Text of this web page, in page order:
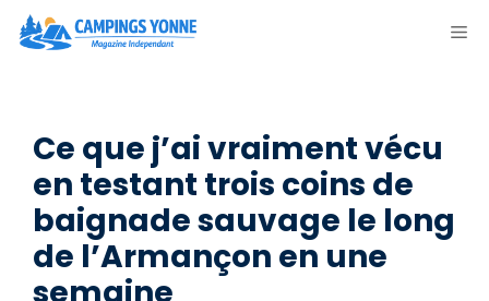
Aller
Ce que j’ai vraiment vécu
en testant trois coins de
baignade sauvage le long
de l’Armançon en une